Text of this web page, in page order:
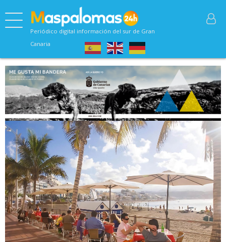
Periódico digital información del sur de Gran
Canaria